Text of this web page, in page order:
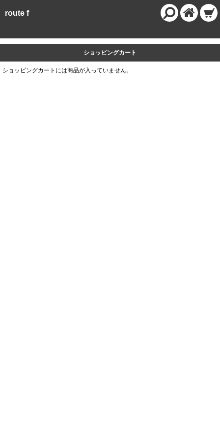
route f
ショッピングカート
ショッピングカートには商品が入っていません。